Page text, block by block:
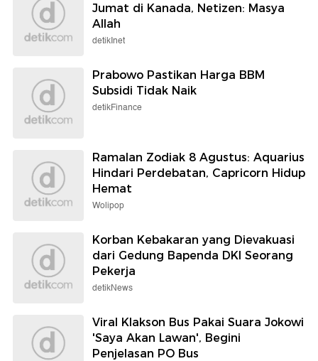
Jumat di Kanada, Netizen: Masya
Allah
detikInet
Prabowo Pastikan Harga BBM
Subsidi Tidak Naik
detikFinance
Ramalan Zodiak 8 Agustus: Aquarius
Hindari Perdebatan, Capricorn Hidup
Hemat
Wolipop
Korban Kebakaran yang Dievakuasi
dari Gedung Bapenda DKI Seorang
Pekerja
detikNews
Viral Klakson Bus Pakai Suara Jokowi
'Saya Akan Lawan', Begini
Penjelasan PO Bus